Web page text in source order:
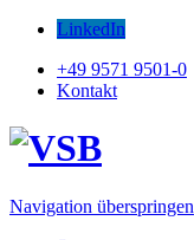
LinkedIn
+49 9571 9501-0
Kontakt
Navigation überspringen